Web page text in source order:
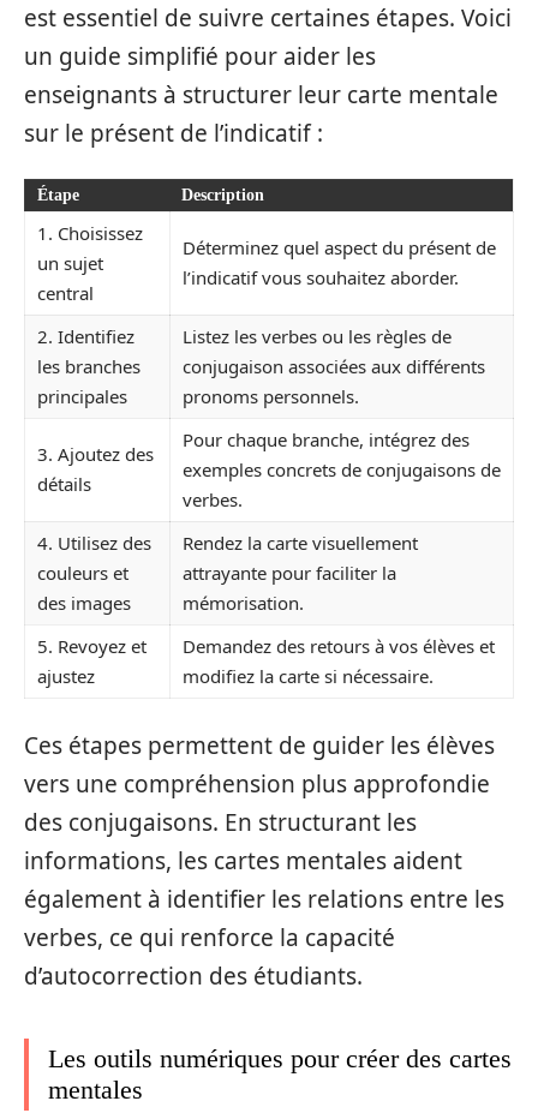
est essentiel de suivre certaines étapes. Voici
un guide simplifié pour aider les
enseignants à structurer leur carte mentale
sur le présent de l’indicatif :
Étape Description
1. Choisissez
un sujet
central
Déterminez quel aspect du présent de
l’indicatif vous souhaitez aborder.
2. Identifiez
les branches
principales
Listez les verbes ou les règles de
conjugaison associées aux différents
pronoms personnels.
3. Ajoutez des
détails
Pour chaque branche, intégrez des
exemples concrets de conjugaisons de
verbes.
4. Utilisez des
couleurs et
des images
Rendez la carte visuellement
attrayante pour faciliter la
mémorisation.
5. Revoyez et
ajustez
Demandez des retours à vos élèves et
modifiez la carte si nécessaire.
Ces étapes permettent de guider les élèves
vers une compréhension plus approfondie
des conjugaisons. En structurant les
informations, les cartes mentales aident
également à identifier les relations entre les
verbes, ce qui renforce la capacité
d’autocorrection des étudiants.
Les outils numériques pour créer des cartes
mentales